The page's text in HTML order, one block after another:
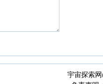
宇宙探索